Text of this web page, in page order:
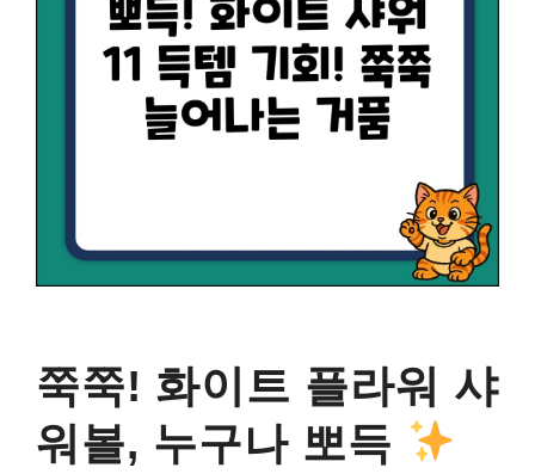
쭉쭉! 화이트 플라워 샤
워볼, 누구나 뽀득